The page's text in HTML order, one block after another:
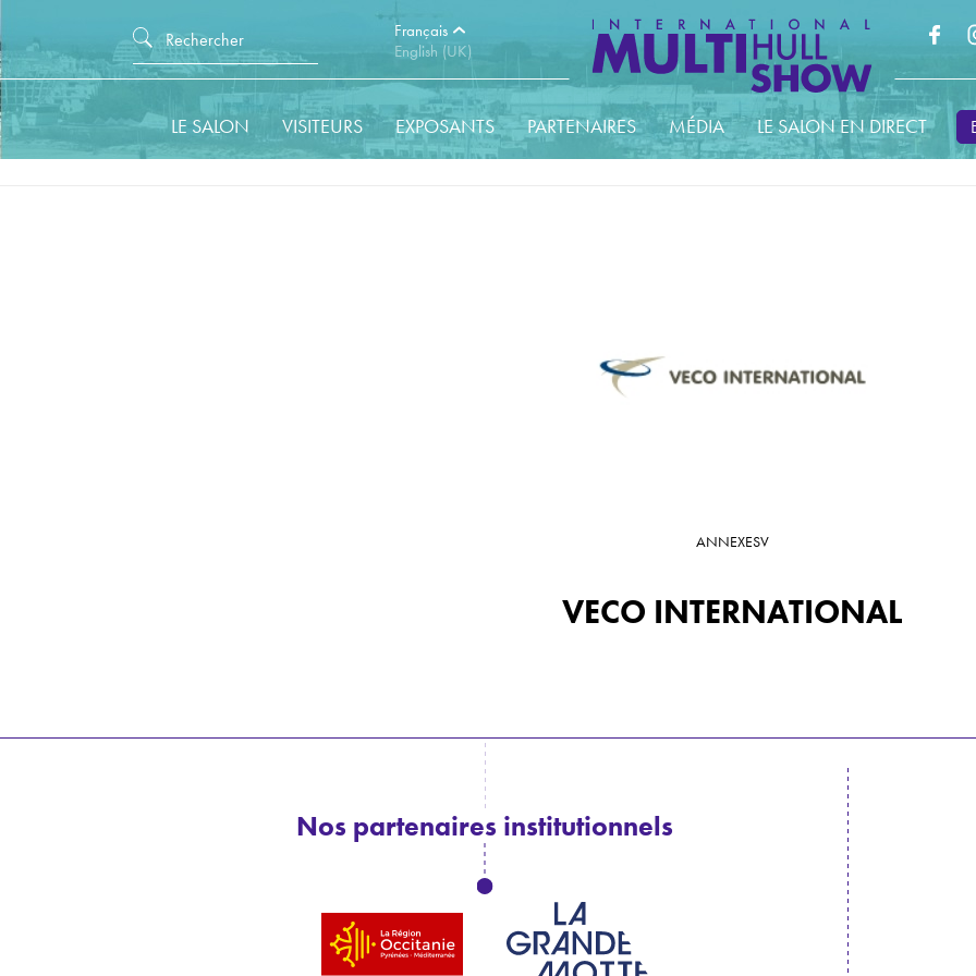
Français
English (UK)
LE SALON VISITEURS EXPOSANTS PARTENAIRES MÉDIA LE SALON EN DIRECT
VECO INTERNATIONAL
ANNEXESV
Nos partenaires institutionnels